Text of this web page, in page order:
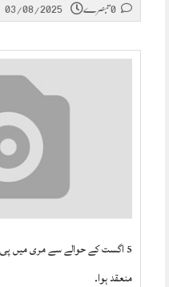
03/08/2025
5 اگست کے حوالے سے مری میں
منعقد ہوا۔